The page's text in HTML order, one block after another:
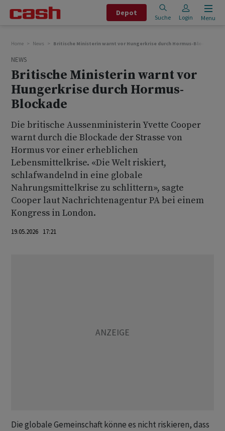
Depot
Suche Login Menu
Home News Britische Ministerin warnt vor Hungerkrise durch Hormus-Blockade
NEWS
Britische Ministerin warnt vor
Hungerkrise durch Hormus-
Blockade
Die britische Aussenministerin Yvette Cooper
warnt durch die Blockade der Strasse von
Hormus vor einer erheblichen
Lebensmittelkrise. «Die Welt riskiert,
schlafwandelnd in eine globale
Nahrungsmittelkrise zu schlittern», sagte
Cooper laut Nachrichtenagentur PA bei einem
Kongress in London.
19.05.2026 17:21
Die globale Gemeinschaft könne es nicht riskieren, dass